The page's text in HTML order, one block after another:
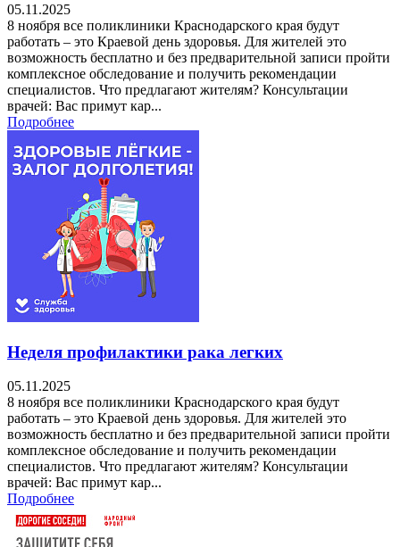
05.11.2025
8 ноября все поликлиники Краснодарского края будут
работать – это Краевой день здоровья. Для жителей это
возможность бесплатно и без предварительной записи пройти
комплексное обследование и получить рекомендации
специалистов. Что предлагают жителям? Консультации
врачей: Вас примут кар...
Подробнее
Неделя профилактики рака легких
05.11.2025
8 ноября все поликлиники Краснодарского края будут
работать – это Краевой день здоровья. Для жителей это
возможность бесплатно и без предварительной записи пройти
комплексное обследование и получить рекомендации
специалистов. Что предлагают жителям? Консультации
врачей: Вас примут кар...
Подробнее